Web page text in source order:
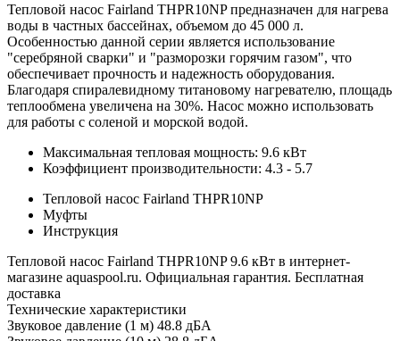
Тепловой насос Fairland THPR10NP предназначен для нагрева
воды в частных бассейнах, объемом до 45 000 л.
Особенностью данной серии является использование
"серебряной сварки" и "разморозки горячим газом", что
обеспечивает прочность и надежность оборудования.
Благодаря спиралевидному титановому нагревателю, площадь
теплообмена увеличена на 30%. Насос можно использовать
для работы с соленой и морской водой.
Максимальная тепловая мощность: 9.6 кВт
Коэффициент производительности: 4.3 - 5.7
Тепловой насос Fairland THPR10NP
Муфты
Инструкция
Тепловой насос Fairland THPR10NP 9.6 кВт в интернет-
магазине aquaspool.ru. Официальная гарантия. Бесплатная
доставка
Технические характеристики
Звуковое давление (1 м) 48.8 дБА